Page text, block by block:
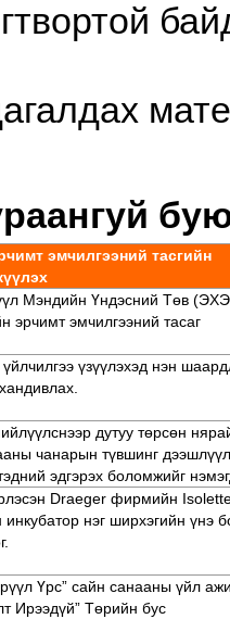
эмчилгээний тасгийн
Мэндийн Үндэсний Төв
эрчимт эмчилгээний тасаг
үзүүлэхэд нэн
дутуу төрсөн
чанарын түвшинг
эдгэрэх боломжийг
Draeger фирмийн
нэг ширхэгийн үнэ
Үрс” сайн санааны үйл
Ирээдүй” Төрийн бус